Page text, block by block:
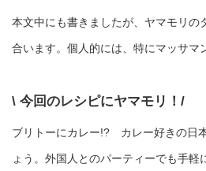
本文中にも書きましたが、ヤマモリの
合います。個人的には、特にマッサマ
\ 今回のレシピにヤマモリ！/
ブリトーにカレー!? カレー好きの日
ょう。外国人とのパーティーでも手軽